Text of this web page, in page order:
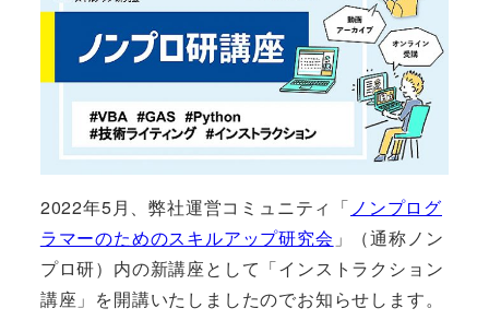
2022年5月、弊社運営コミュニティ「 ノンプログ
ラマーのためのスキルアップ研究会 」（通称ノン
プロ研）内の新講座として「インストラクション
講座」を開講いたしましたのでお知らせします。